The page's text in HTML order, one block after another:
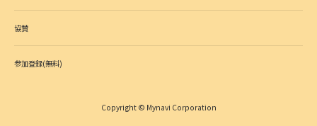
協賛
参加登録(無料)
Copyright © Mynavi Corporation